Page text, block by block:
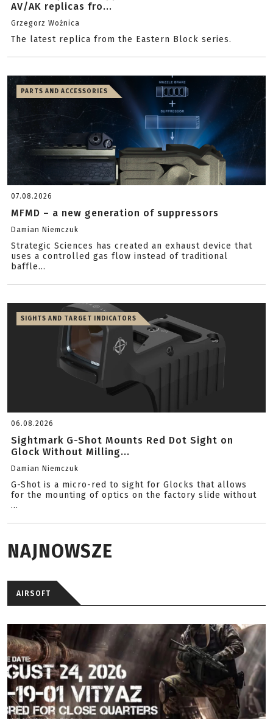
AV/AK replicas fro...
Grzegorz Woźnica
The latest replica from the Eastern Block series.
PARTS AND ACCESSORIES
07.08.2026
MFMD – a new generation of suppressors
Damian Niemczuk
Strategic Sciences has created an exhaust device that
uses a controlled gas flow instead of traditional
baffle...
SIGHTS AND TARGET INDICATORS
06.08.2026
Sightmark G-Shot Mounts Red Dot Sight on
Glock Without Milling...
Damian Niemczuk
G-Shot is a micro-red to sight for Glocks that allows
for the mounting of optics on the factory slide without
...
NAJNOWSZE
AIRSOFT